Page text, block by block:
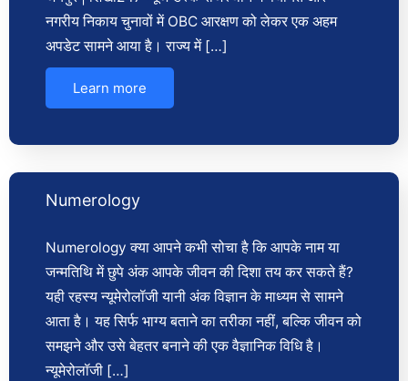
नगरीय निकाय चुनावों में OBC आरक्षण को लेकर एक अहम
अपडेट सामने आया है। राज्य में […]
Learn more
Numerology
Numerology क्या आपने कभी सोचा है कि आपके नाम या
जन्मतिथि में छुपे अंक आपके जीवन की दिशा तय कर सकते हैं?
यही रहस्य न्यूमेरोलॉजी यानी अंक विज्ञान के माध्यम से सामने
आता है। यह सिर्फ भाग्य बताने का तरीका नहीं, बल्कि जीवन को
समझने और उसे बेहतर बनाने की एक वैज्ञानिक विधि है।
न्यूमेरोलॉजी […]